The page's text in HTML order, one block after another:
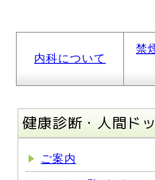
内科について
禁
健康診断・人間ド
ご案内